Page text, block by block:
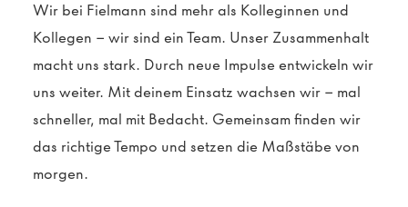
Wir bei Fielmann sind mehr als Kolleginnen und
Kollegen – wir sind ein Team. Unser Zusammenhalt
macht uns stark. Durch neue Impulse entwickeln wir
uns weiter. Mit deinem Einsatz wachsen wir – mal
schneller, mal mit Bedacht. Gemeinsam finden wir
das richtige Tempo und setzen die Maßstäbe von
morgen.